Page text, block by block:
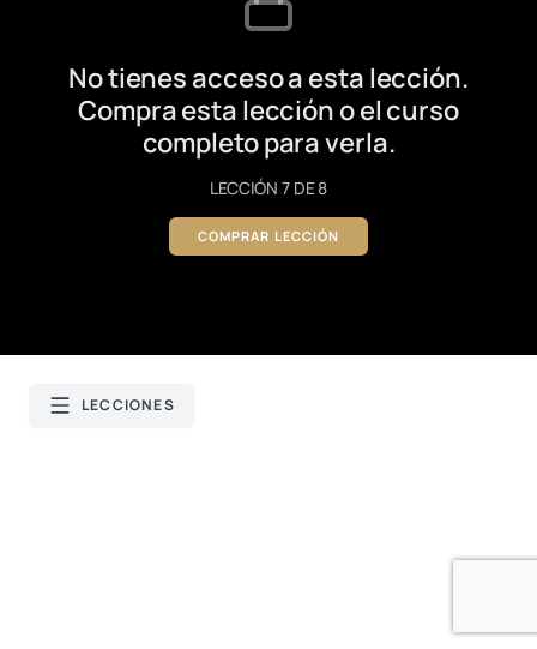
No tienes acceso a esta lección.
Compra esta lección o el curso
completo para verla.
LECCIÓN 7 DE 8
COMPRAR LECCIÓN
LECCIONES